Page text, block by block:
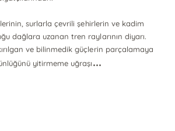
surlarla çevrili şehirlerin ve kadim
dağlara uzanan tren raylarının diyarı.
ve bilinmedik güçlerin parçalamaya
yitirmeme uğraşı...